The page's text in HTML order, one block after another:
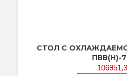
СТОЛ С
ПВВ(Н)-